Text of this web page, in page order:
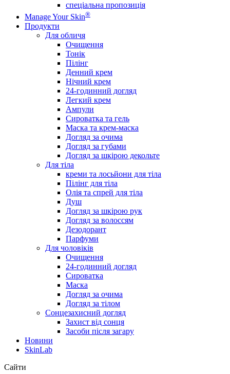
спеціальна пропозиція
Manage Your Skin®
Продукти
Для обличя
Очищення
Тонік
Пілінг
Денний крем
Нічний крем
24-годинний догляд
Легкий крем
Ампули
Сироватка та гель
Маска та крем-маска
Догляд за очима
Догляд за губами
Догляд за шкірою декольте
Для тіла
креми та лосьйони для тіла
Пілінг для тіла
Олія та спрей для тіла
Душ
Догляд за шкірою рук
Догляд за волоссям
Дезодорант
Парфуми
Для чоловіків
Очищення
24-годинний догляд
Сироватка
Маска
Догляд за очима
Догляд за тілом
Сонцезахисний догляд
Захист від сонця
Засоби після загару
Новини
SkinLab
Сайти